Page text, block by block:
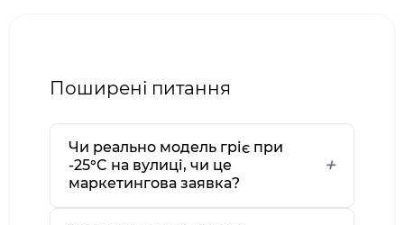
Поширені питання
Чи реально модель гріє при
-25°C на вулиці, чи це
маркетингова заявка?